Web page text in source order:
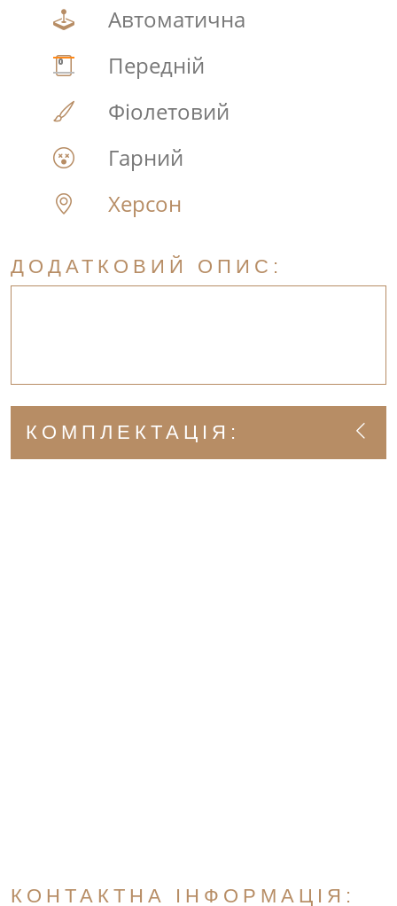
Автоматична
Передній
Фіолетовий
Гарний
Херсон
ДОДАТКОВИЙ ОПИС:
КОМПЛЕКТАЦІЯ:
КОНТАКТНА ІНФОРМАЦІЯ: